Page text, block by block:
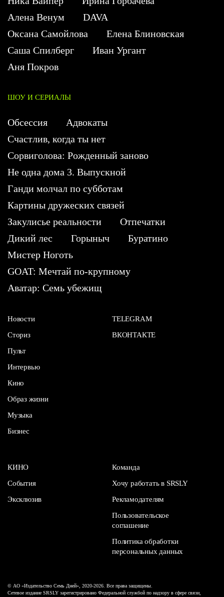
Алена Венум
DAVA
Оксана Самойлова
Елена Блиновская
Саша Спилберг
Иван Ургант
Аня Покров
ШОУ И СЕРИАЛЫ
Обсессия
Адвокаты
Счастлив, когда ты нет
Сорвиголова: Рожденный заново
Не одна дома 3. Выпускной
Ганди молчал по субботам
Картины дружеских связей
Закулисье реальности
Отпечатки
Дикий лес
Горыныч
Буратино
Мистер Ноготь
GOAT: Мечтай по-крупному
Аватар: Семь убежищ
Новости
Сториз
Пульт
Интервью
Кино
Образ жизни
Музыка
Бизнес
TELEGRAM
ВКОНТАКТЕ
КИНО
События
Эксклюзив
Команда
Хочу работать в SRSLY
Рекламодателям
Пользовательское
соглашение
Политика обработки
персональных данных
© АО «Издательство Семь Дней», 2020-2026. Все права защищены.
Сетевое издание SRSLY зарегистрировано Федеральной службой по надзору в сфере связи,